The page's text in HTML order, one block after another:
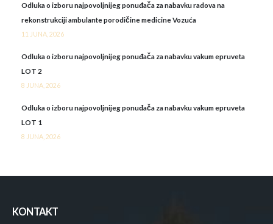
Odluka o izboru najpovoljnijeg ponuđača za nabavku radova na
rekonstrukciji ambulante porodičine medicine Vozuća
11 JUNA, 2026
Odluka o izboru najpovoljnijeg ponuđača za nabavku vakum epruveta
LOT 2
8 JUNA, 2026
Odluka o izboru najpovoljnijeg ponuđača za nabavku vakum epruveta
LOT 1
8 JUNA, 2026
KONTAKT